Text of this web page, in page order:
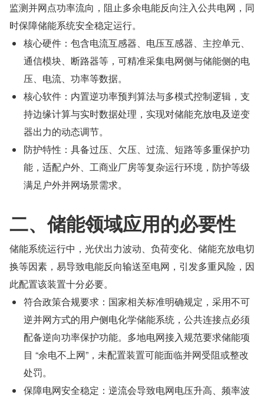
监测并网点功率流向，阻止多余电能反向注入公共电网，同
时保障储能系统安全稳定运行。
核心硬件：包含电流互感器、电压互感器、主控单元、
通信模块、断路器等，可精准采集电网侧与储能侧的电
压、电流、功率等数据。
核心软件：内置逆功率预判算法与多模式控制逻辑，支
持边缘计算与实时数据处理，实现对储能充放电及逆变
器出力的动态调节。
防护特性：具备过压、欠压、过流、短路等多重保护功
能，适配户外、工商业厂房等复杂运行环境，防护等级
满足户外并网场景需求。
二、储能领域应用的必要性
储能系统运行中，光伏出力波动、负荷变化、储能充放电切
换等因素，易导致电能反向输送至电网，引发多重风险，因
此配置该装置十分必要。
符合政策合规要求：国家相关标准明确规定，采用不可
逆并网方式的用户侧电化学储能系统，公共连接点必须
配备逆向功率保护功能。多地电网接入规范要求储能项
目 “余电不上网”，未配置装置可能面临并网受阻或整改
处罚。
保障电网安全稳定：逆流会导致电网电压升高、频率波